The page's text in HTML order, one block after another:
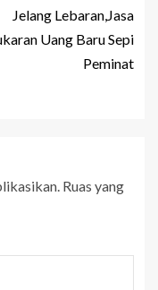
Jelang Lebaran,Jasa
Uang Baru Sepi
Peminat
Ruas yang